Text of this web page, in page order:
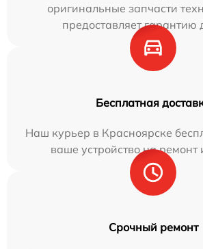
оригинальные запчасти
предоставляет гарантию
Бесплатная
Наш курьер в Красноярске
ваше устройство на ремонт
Срочный ремонт